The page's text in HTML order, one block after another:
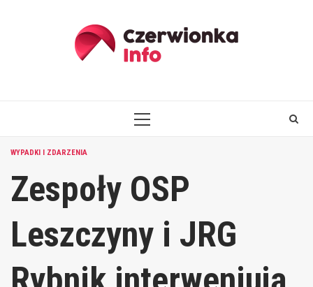
PRIMARY
WYPADKI I ZDARZENIA
Zespoły OSP
Leszczyny i JRG